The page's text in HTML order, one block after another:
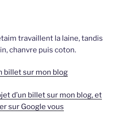
travaillent la laine, tandis
chanvre puis coton.
billet sur mon blog
d’un billet sur mon blog, et
sur Google vous